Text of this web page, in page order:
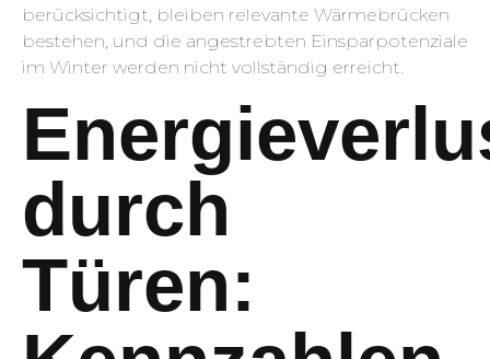
berücksichtigt, bleiben relevante Wärmebrücken
bestehen, und die angestrebten Einsparpotenziale
im Winter werden nicht vollständig erreicht.
durch
Türen: